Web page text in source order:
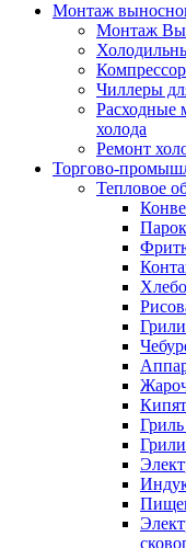
Монтаж
Монтаж
Чиллеры
Расходные
холода
Ремонт
Торгово-
Тепловое